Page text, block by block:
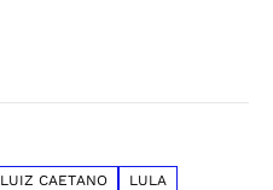
LUIZ CAETANO LULA